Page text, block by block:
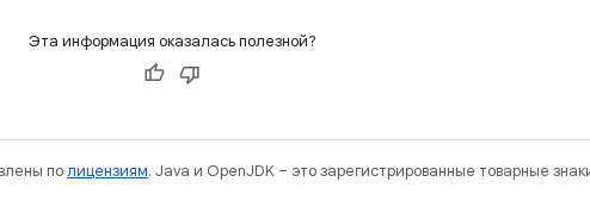
Эта информация оказалась полезной?
полицензиям. Java и OpenJDK – это зарегистрированные товарные